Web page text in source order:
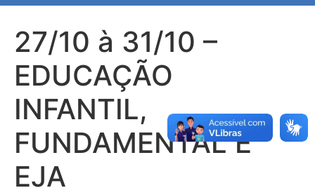
27/10 à 31/10 –
EDUCAÇÃO
INFANTIL,
FUNDAMENTAL E
EJA